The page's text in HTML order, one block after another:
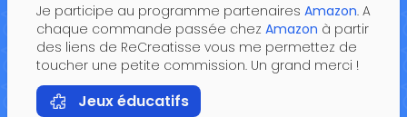
Je participe au programme partenaires Amazon. A
chaque commande passée chez Amazon à partir
des liens de ReCreatisse vous me permettez de
toucher une petite commission. Un grand merci !
Jeux éducatifs